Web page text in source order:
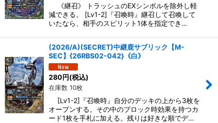
《継召》 トラッシュのEXシンボルを除外し軽
減できる。 [Lv1-2]『召喚時』継召して召喚して
いたなら、相手のスピリット1体を指定でき…
(2026/A)(SECRET)中継鹿サブリック【M-
SEC】{26RBS02-042}《白》
280円(税込)
在庫数 10枚
[Lv1-2]『召喚時』自分のデッキの上から3枚を
オープンする。その中のブロック時効果を持つカ
ード1枚を手札に加える。残りは好きな順でデ…